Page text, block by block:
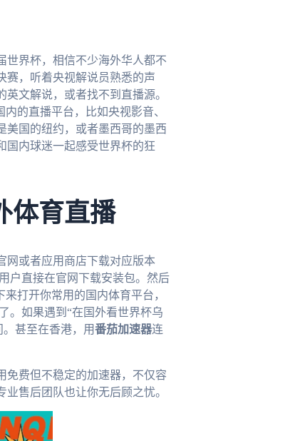
世界杯，相信不少海外华人都不
赛，听着央视解说员熟悉的声
文解说，或者找不到直播源。
的直播平台，比如央视影音、
美国的纽约，或者墨西哥的墨西
国内球迷一起感受世界杯的狂
体育直播
网或者应用商店下载对应版本
户直接在官网下载安装包。然后
打开你常用的国内体育平台，
。如果遇到“在国外看世界杯乌
甚至在香港，用番茄加速器连
免费但不稳定的加速器，不仅容
售后团队也让你无后顾之忧。